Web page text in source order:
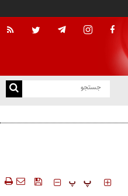
‍‍‍ پ پ